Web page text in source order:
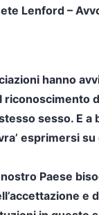
Lenford –
hanno
riconoscimento
sesso. E a
esprimersi su
Paese
e